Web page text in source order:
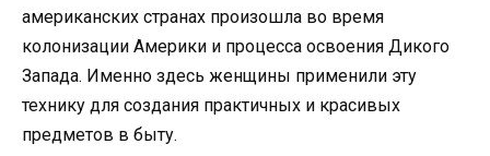
американских странах произошла во время
колонизации Америки и процесса освоения Дикого
Запада. Именно здесь женщины применили эту
технику для создания практичных и красивых
предметов в быту.